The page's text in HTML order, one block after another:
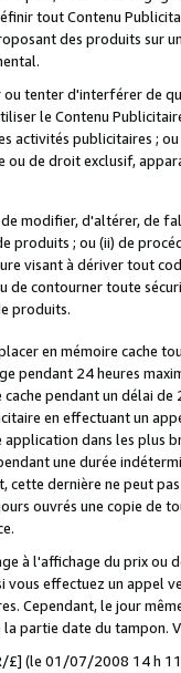
tout Contenu
des produits sur
tenter d'interférer de
le Contenu
activités publicitaires ;
de droit exclusif,
modifier, d'altérer, de
produits ; ou (ii) de
visant à dériver tout
contourner toute
produits.
en mémoire cache
pendant 24 heures
pendant un délai
en effectuant un
dans les plus
une durée
dernière ne peut
ouvrés une copie de
à l'affichage du prix
vous effectuez un appel
Cependant, le jour
partie date du tampon.
£] (le 01/07/2008 14 h